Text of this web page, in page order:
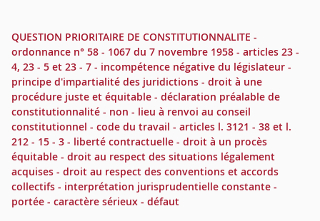
QUESTION PRIORITAIRE DE CONSTITUTIONNALITE -
ordonnance n° 58 - 1067 du 7 novembre 1958 - articles 23 -
4, 23 - 5 et 23 - 7 - incompétence négative du législateur -
principe d'impartialité des juridictions - droit à une
procédure juste et équitable - déclaration préalable de
constitutionnalité - non - lieu à renvoi au conseil
constitutionnel - code du travail - articles l. 3121 - 38 et l.
212 - 15 - 3 - liberté contractuelle - droit à un procès
équitable - droit au respect des situations légalement
acquises - droit au respect des conventions et accords
collectifs - interprétation jurisprudentielle constante -
portée - caractère sérieux - défaut